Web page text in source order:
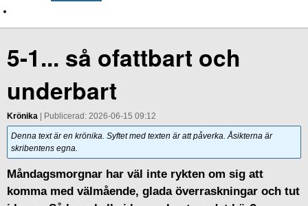
5-1... så ofattbart och
underbart
Krönika | Publicerad: 2026-06-15 09:12
Denna text är en krönika. Syftet med texten är att påverka. Åsikterna är
skribentens egna.
Måndagsmorgnar har väl inte rykten om sig att
komma med välmående, glada överraskningar och tut